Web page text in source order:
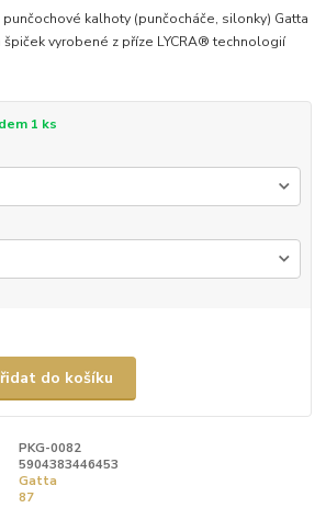
kalhoty (punčocháče, silonky) Gatta
vyrobené z příze LYCRA® technologií
1 ks
do košíku
PKG-0082
5904383446453
Gatta
87